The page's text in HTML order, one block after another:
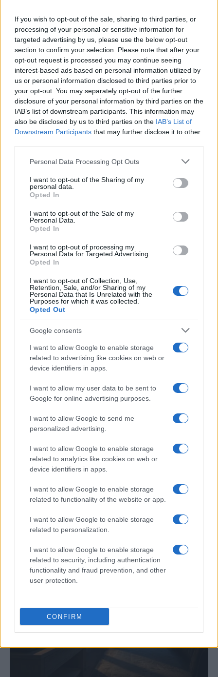
If you wish to opt-out of the sale, sharing to third parties, or
processing of your personal or sensitive information for
targeted advertising by us, please use the below opt-out
section to confirm your selection. Please note that after your
opt-out request is processed you may continue seeing
interest-based ads based on personal information utilized by
us or personal information disclosed to third parties prior to
your opt-out. You may separately opt-out of the further
disclosure of your personal information by third parties on the
IAB’s list of downstream participants. This information may
also be disclosed by us to third parties on the IAB’s List of
Downstream Participants that may further disclose it to other
Please note that this website/app uses one or more Google
not limited to your visit or usage behaviour. You may click to
grant or deny consent to Google and its third-party tags to
use your data for below specified purposes in below Google
consent section.
Personal Data Processing Opt Outs
I want to opt-out of the Sharing of my
personal data.
Opted In
I want to opt-out of the Sale of my
Personal Data.
Opted In
I want to opt-out of processing my
Personal Data for Targeted Advertising.
Opted In
I want to opt-out of Collection, Use,
Retention, Sale, and/or Sharing of my
Personal Data that Is Unrelated with the
Purposes for which it was collected.
Opted Out
Google consents
I want to allow Google to enable storage
related to advertising like cookies on web or
device identifiers in apps.
I want to allow my user data to be sent to
Google for online advertising purposes.
I want to allow Google to send me
personalized advertising.
I want to allow Google to enable storage
related to analytics like cookies on web or
device identifiers in apps.
I want to allow Google to enable storage
related to functionality of the website or app.
I want to allow Google to enable storage
related to personalization.
I want to allow Google to enable storage
related to security, including authentication
functionality and fraud prevention, and other
user protection.
CONFIRM
pequeñas…
SALUD Y BIENESTAR
Guía para delegar tareas y evitar la
sobrecarga emocional
El cuidado de otros puede convertirse en una…
SALUD Y BIENESTAR
Cómo el orden en casa reduce el estrés y
mejora el sueño
Un hogar ordenado no solo mejora tu espacio,…
SALUD Y BIENESTAR
Cómo la dieta mediterránea mejora el
bienestar cognitivo
La dieta mediterránea no solo es beneficiosa para…
SALUD Y BIENESTAR